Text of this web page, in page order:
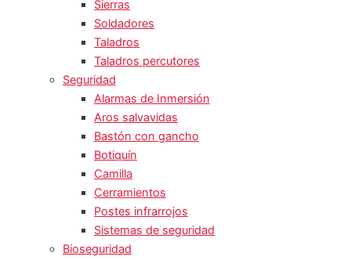
Sierras
Soldadores
Taladros
Taladros percutores
Seguridad
Alarmas de Inmersión
Aros salvavidas
Bastón con gancho
Botiquín
Camilla
Cerramientos
Postes infrarrojos
Sistemas de seguridad
Bioseguridad